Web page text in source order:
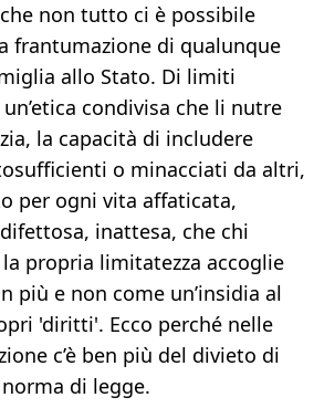
non tutto ci è possibile
frantumazione di qualunque
allo Stato. Di limiti
condivisa che li nutre
la capacità di includere
o minacciati da altri,
per ogni vita affaticata,
inattesa, che chi
propria limitatezza accoglie
più e non come un’insidia al
'diritti'. Ecco perché nelle
c’è ben più del divieto di
di legge.